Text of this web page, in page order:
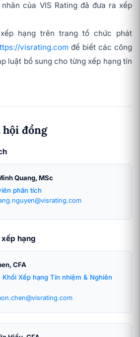
của VIS Rating đã đưa ra xếp
hạng trên trang tổ chức phát
visrating.com để biết các công
luật bổ sung cho từng xếp hạng tín
đồng
Quang, MSc
phân tích
hạng
CFA
Khối Xếp hạng Tín nhiệm & Nghiên